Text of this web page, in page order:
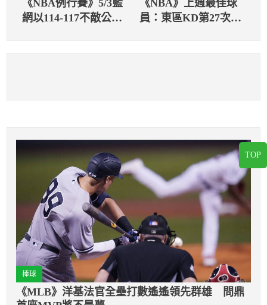
《NBA例行賽》5/3籃
網以114-117不敵公
《NBA》上週最佳球
員：東區KD第27次、
棒球
《MLB》洋基法官全壘打數遙遙領先群雄 問鼎
TOP